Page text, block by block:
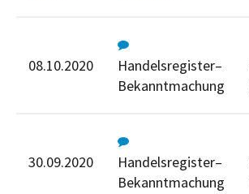
08.10.2020
Handelsregister–
Bekanntmachung
30.09.2020
Handelsregister–
Bekanntmachung